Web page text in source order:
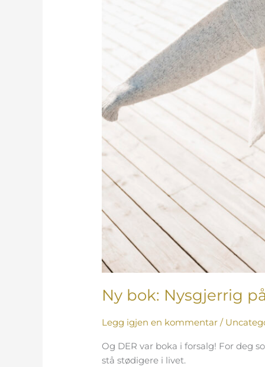
Ny bok: Nysgjerrig
Legg igjen en kommentar /
Og DER var boka i forsalg! For deg
stå stødigere i livet.